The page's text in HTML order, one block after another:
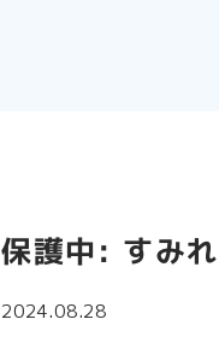
保護中: すみ
2024.08.28